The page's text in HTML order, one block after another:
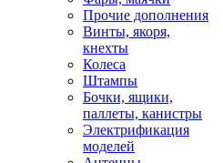
Прочие дополнения
Винты, якоря,
кнехты
Колеса
Штампы
Бочки, ящики,
паллеты, канистры
Электрификация
моделей